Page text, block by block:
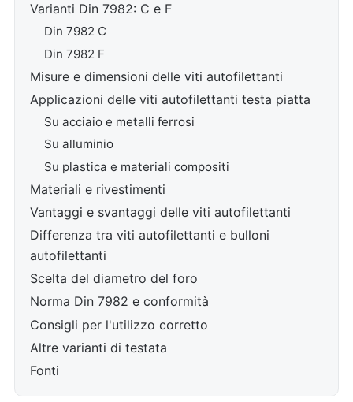
Varianti Din 7982: C e F
Din 7982 C
Din 7982 F
Misure e dimensioni delle viti autofilettanti
Applicazioni delle viti autofilettanti testa piatta
Su acciaio e metalli ferrosi
Su alluminio
Su plastica e materiali compositi
Materiali e rivestimenti
Vantaggi e svantaggi delle viti autofilettanti
Differenza tra viti autofilettanti e bulloni
autofilettanti
Scelta del diametro del foro
Norma Din 7982 e conformità
Consigli per l'utilizzo corretto
Altre varianti di testata
Fonti